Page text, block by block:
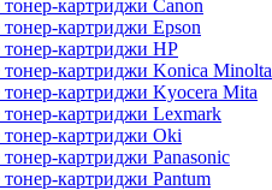
картриджи Canon
картриджи Epson
картриджи HP
картриджи Konica Minolta
картриджи Kyocera Mita
картриджи Lexmark
картриджи Oki
картриджи Panasonic
картриджи Pantum